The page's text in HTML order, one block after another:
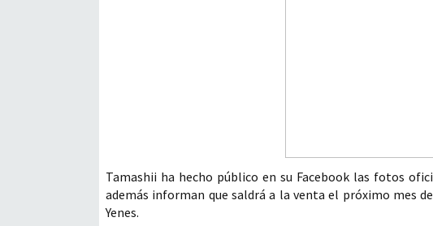
Tamashii ha hecho público en su Facebook las fotos
además informan que saldrá a la venta el próximo mes
Yenes.